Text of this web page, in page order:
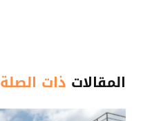
المقالات ذات الصلة